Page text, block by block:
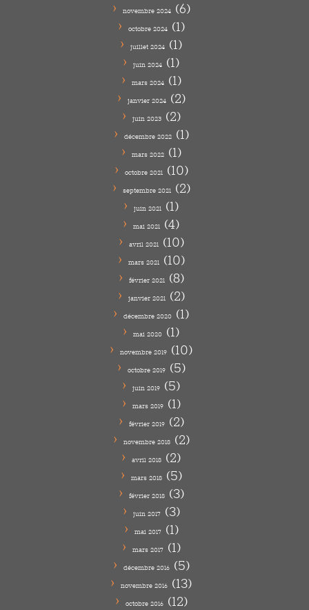
novembre 2024(6)
octobre 2024(1)
juillet 2024 (1)
juin 2024 (1)
mars 2024(1)
janvier 2024(2)
juin 2023(2)
décembre 2022(1)
mars 2022(1)
octobre 2021(10)
septembre 2021(2)
juin 2021 (1)
mai 2021 (4)
avril 2021(10)
mars 2021(10)
février 2021(8)
janvier 2021(2)
décembre 2020 (1)
mai 2020 (1)
novembre 2019 (10)
octobre 2019(5)
juin 2019 (5)
mars 2019(1)
février 2019(2)
novembre 2018(2)
avril 2018 (2)
mars 2018(5)
février 2018(3)
juin 2017(3)
mai 2017(1)
mars 2017(1)
décembre 2016(5)
novembre 2016 (13)
octobre 2016(12)